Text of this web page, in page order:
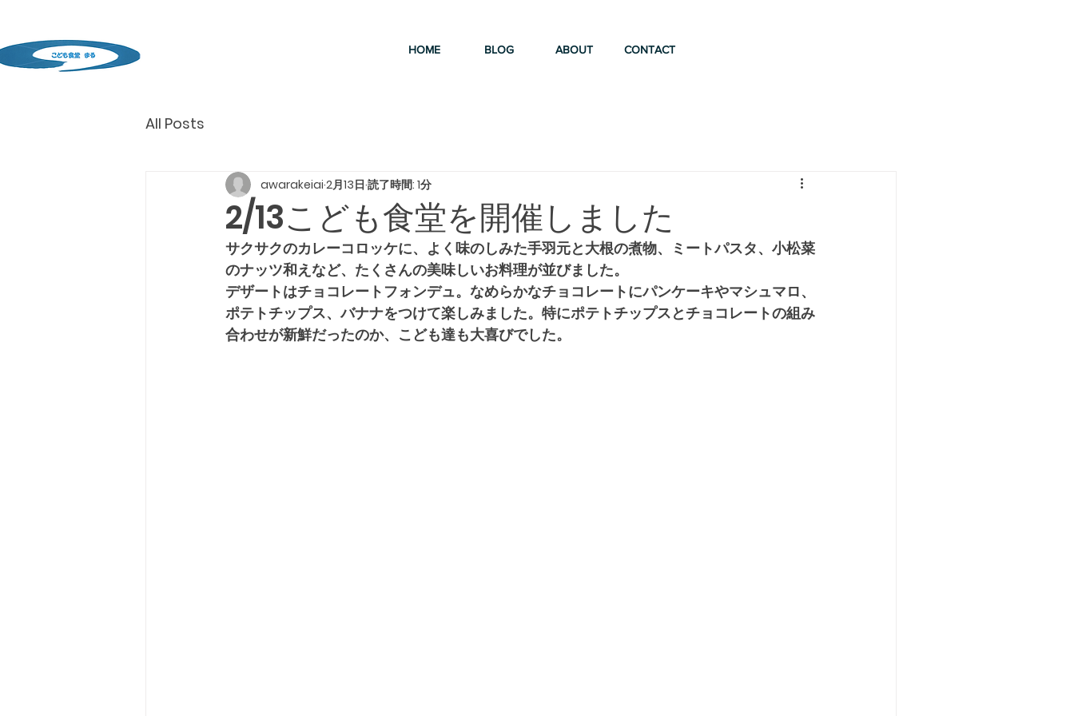
HOME BLOG ABOUT CONTACT
All Posts
2/13こども食堂を開催しました
awarakeiai 2月13日 読了時間: 1分
サクサクのカレーコロッケに、よく味のしみた手羽元と大根の煮物、ミートパスタ、小松菜
のナッツ和えなど、たくさんの美味しいお料理が並びました。
デザートはチョコレートフォンデュ。なめらかなチョコレートにパンケーキやマシュマロ、
ポテトチップス、バナナをつけて楽しみました。特にポテトチップスとチョコレートの組み
合わせが新鮮だったのか、こども達も大喜びでした。